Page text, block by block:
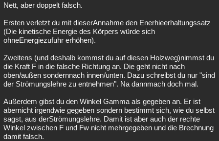
Nett, aber doppelt falsch.
Ersten verletzt du mit dieserAnnahme den Enerhieerhaltungssatz
(Die kinetische Energie des Körpers würde sich
ohneEnergiezufuhr erhöhen).
Zweitens (und deshalb kommst du auf diesen Holzweg)nimmst du
die Kraft F in die falsche Richtung an. Die geht nicht nach
oben/außen sondernnach innen/unten. Dazu schreibst du nur "sind
der Strömungslehre zu entnehmen". Na dannmach doch mal.
Außerdem gibst du den Winkel Gamma als gegeben an. Er ist
abernicht irgendwie gegeben sondern bestimmt sich, wie du selbst
sagst, aus derStrömungslehre. Damit ist aber auch der rechte
Winkel zwischen F und Fw nicht mehrgegeben und die Brechnung
damit falsch.